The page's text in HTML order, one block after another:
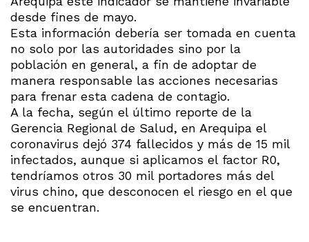
desde fines de mayo.
Esta información debería ser tomada en cuenta
no solo por las autoridades sino por la
población en general, a fin de adoptar de
manera responsable las acciones necesarias
para frenar esta cadena de contagio.
A la fecha, según el último reporte de la
Gerencia Regional de Salud, en Arequipa el
coronavirus dejó 374 fallecidos y más de 15 mil
infectados, aunque si aplicamos el factor R0,
tendríamos otros 30 mil portadores más del
virus chino, que desconocen el riesgo en el que
se encuentran.